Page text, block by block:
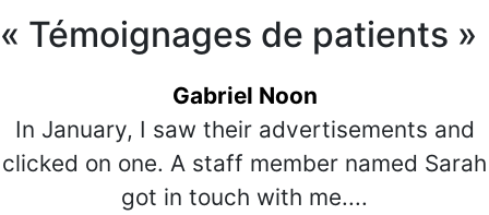
« Témoignages de patients »
Gabriel Noon
In January, I saw their advertisements and
clicked on one. A staff member named Sarah
got in touch with me....